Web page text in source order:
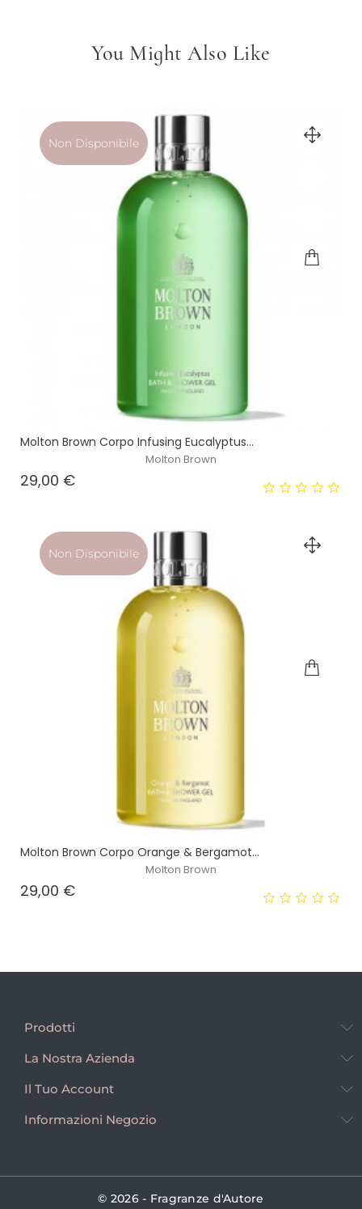
You Might Also Like
Non Disponibile
Molton Brown Corpo Infusing Eucalyptus...
Molton Brown
29,00 €Prezzo
Non Disponibile
Molton Brown Corpo Orange & Bergamot...
Molton Brown
29,00 €Prezzo
Prodotti
La Nostra Azienda
Il Tuo Account
Informazioni Negozio
© 2026 - Fragranze d'Autore